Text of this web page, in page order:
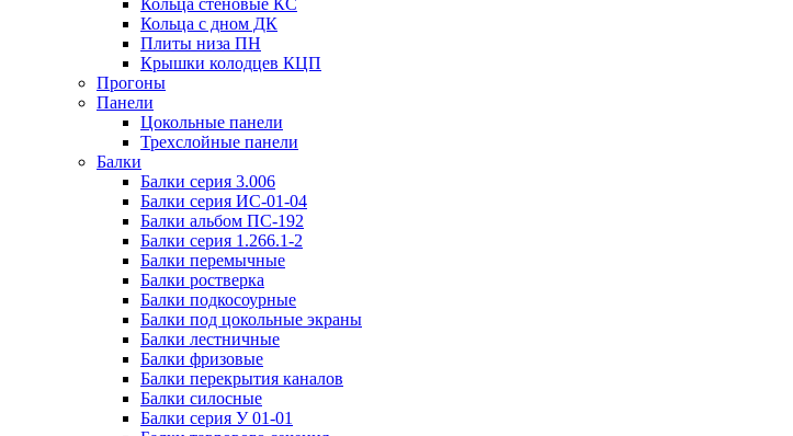
Кольца стеновые КС
Кольца с дном ДК
Плиты низа ПН
Крышки колодцев КЦП
Прогоны
Панели
Цокольные панели
Трехслойные панели
Балки
Балки серия 3.006
Балки серия ИС-01-04
Балки альбом ПС-192
Балки серия 1.266.1-2
Балки перемычные
Балки ростверка
Балки подкосоурные
Балки под цокольные экраны
Балки лестничные
Балки фризовые
Балки перекрытия каналов
Балки силосные
Балки серия У 01-01